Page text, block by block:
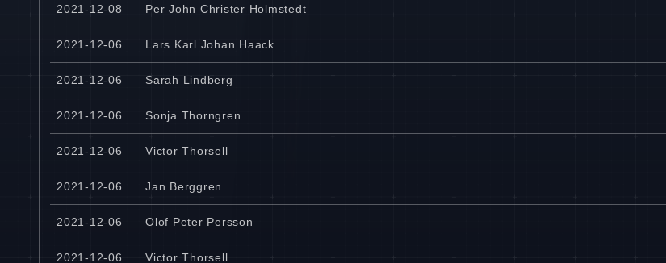
2021-12-08 Per John Christer Holmstedt
2021-12-06 Lars Karl Johan Haack
2021-12-06 Sarah Lindberg
2021-12-06 Sonja Thorngren
2021-12-06 Victor Thorsell
2021-12-06 Jan Berggren
2021-12-06 Olof Peter Persson
2021-12-06 Victor Thorsell